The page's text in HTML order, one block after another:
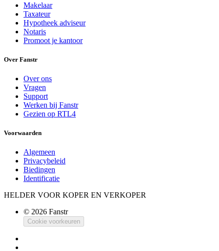
Makelaar
Taxateur
Hypotheek adviseur
Notaris
Promoot je kantoor
Over Fanstr
Over ons
Vragen
Support
Werken bij Fanstr
Gezien op RTL4
Voorwaarden
Algemeen
Privacybeleid
Biedingen
Identificatie
HELDER VOOR KOPER EN VERKOPER
© 2026 Fanstr
Cookie voorkeuren